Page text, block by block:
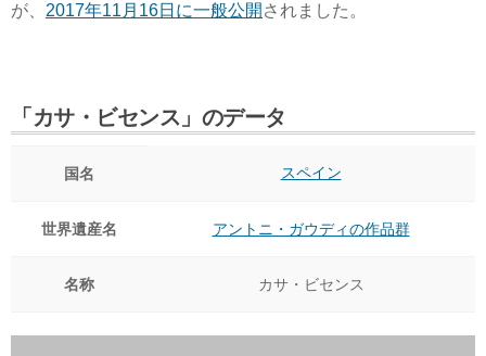
が、 2017年11月16日に一般公開 されました。
「カサ・ビセンス」のデータ
国名 スペイン
世界遺産名 アントニ・ガウディの作品群
名称 カサ・ビセンス